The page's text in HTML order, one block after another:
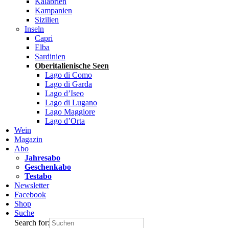
Kampanien
Sizilien
Inseln
Capri
Elba
Sardinien
Oberitalienische Seen
Lago di Como
Lago di Garda
Lago d’Iseo
Lago di Lugano
Lago Maggiore
Lago d’Orta
Wein
Magazin
Abo
Jahresabo
Geschenkabo
Testabo
Newsletter
Facebook
Shop
Suche
Search for: